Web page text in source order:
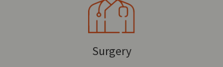
Surgery